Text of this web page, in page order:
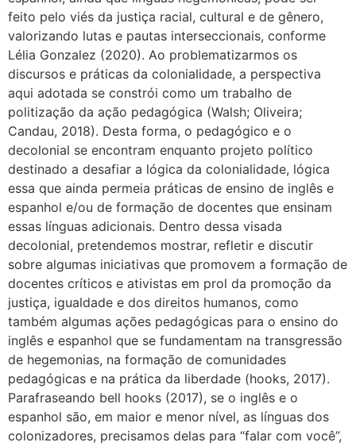
feito pelo viés da justiça racial, cultural e de gênero,
valorizando lutas e pautas interseccionais, conforme
Lélia Gonzalez (2020). Ao problematizarmos os
discursos e práticas da colonialidade, a perspectiva
aqui adotada se constrói como um trabalho de
politização da ação pedagógica (Walsh; Oliveira;
Candau, 2018). Desta forma, o pedagógico e o
decolonial se encontram enquanto projeto político
destinado a desafiar a lógica da colonialidade, lógica
essa que ainda permeia práticas de ensino de inglês e
espanhol e/ou de formação de docentes que ensinam
essas línguas adicionais. Dentro dessa visada
decolonial, pretendemos mostrar, refletir e discutir
sobre algumas iniciativas que promovem a formação de
docentes críticos e ativistas em prol da promoção da
justiça, igualdade e dos direitos humanos, como
também algumas ações pedagógicas para o ensino do
inglês e espanhol que se fundamentam na transgressão
de hegemonias, na formação de comunidades
pedagógicas e na prática da liberdade (hooks, 2017).
Parafraseando bell hooks (2017), se o inglês e o
espanhol são, em maior e menor nível, as línguas dos
colonizadores, precisamos delas para “falar com você”,